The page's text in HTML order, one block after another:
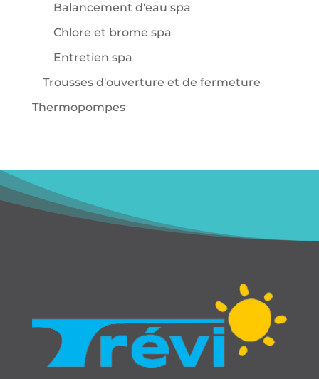
Balancement d'eau spa
Chlore et brome spa
Entretien spa
Trousses d'ouverture et de fermeture
Thermopompes